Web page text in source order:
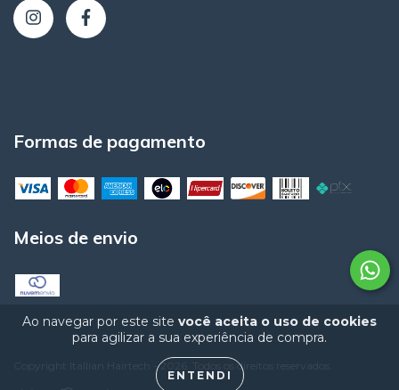
Ao navegar por este site você aceita o uso de cookies
para agilizar a sua experiência de compra.
ENTENDI
Formas de pagamento
Meios de envio
Copyright Itallian Hairtech - 2026. Todos os direitos reservados.